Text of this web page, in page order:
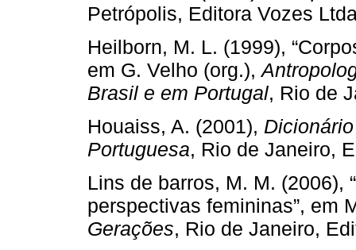
Petrópolis, Editora Vozes
Heilborn, M. L. (1999),
em G. Velho (org.),
Brasil e em Portugal, Rio de
Houaiss, A. (2001),
Portuguesa, Rio de Janeiro,
Lins de barros, M. M. (2006),
perspectivas femininas”, em
Gerações, Rio de Janeiro,